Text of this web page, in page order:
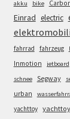
akku bike
Einrad electric
fahrrad
fahrzeug
Inmotion jetboard
schnee Segway
urban
yachttoy